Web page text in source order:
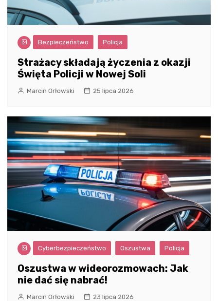
Bezpieczeństwo Policja
Strażacy składają życzenia z okazji
Święta Policji w Nowej Soli
Marcin Orłowski 25 lipca 2026
Cyberbezpieczeństwo Oszustwa Policja
Oszustwa w wideorozmowach: Jak
nie dać się nabrać!
Marcin Orłowski 23 lipca 2026